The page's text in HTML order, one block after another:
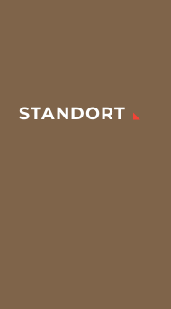
STANDORT